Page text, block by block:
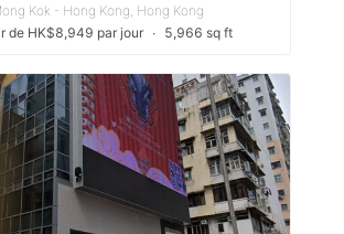
Kok - Hong Kong, Hong Kong
de HK$8,949 par jour
∙ 5,966 sq ft